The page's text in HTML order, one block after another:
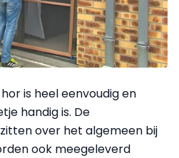
is heel eenvoudig en
handig is. De
over het algemeen bij
ook meegeleverd